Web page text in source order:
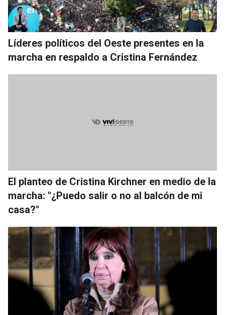
Líderes políticos del Oeste presentes en la
marcha en respaldo a Cristina Fernández
El planteo de Cristina Kirchner en medio de la
marcha: "¿Puedo salir o no al balcón de mi
casa?"